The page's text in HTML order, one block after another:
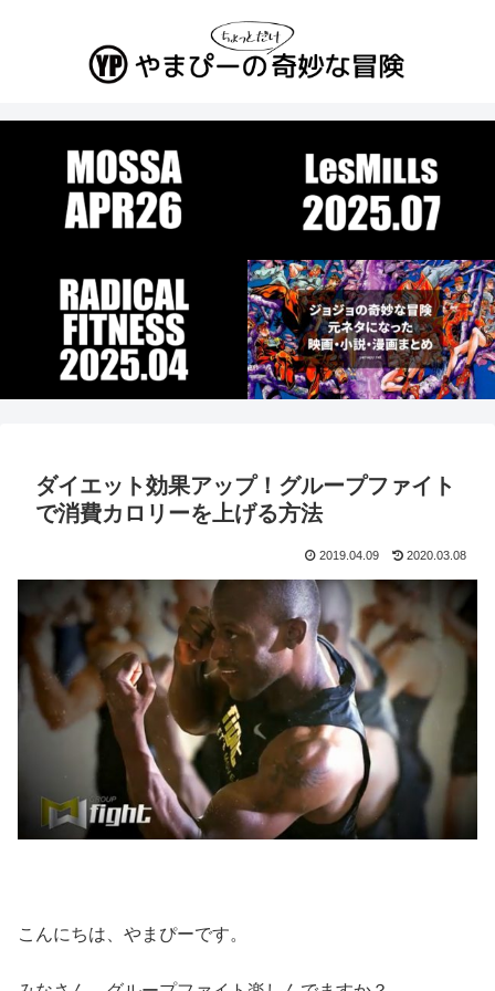
ダイエット効果アップ！グループファイト
で消費カロリーを上げる方法
2019.04.09 2020.03.08
こんにちは、やまぴーです。